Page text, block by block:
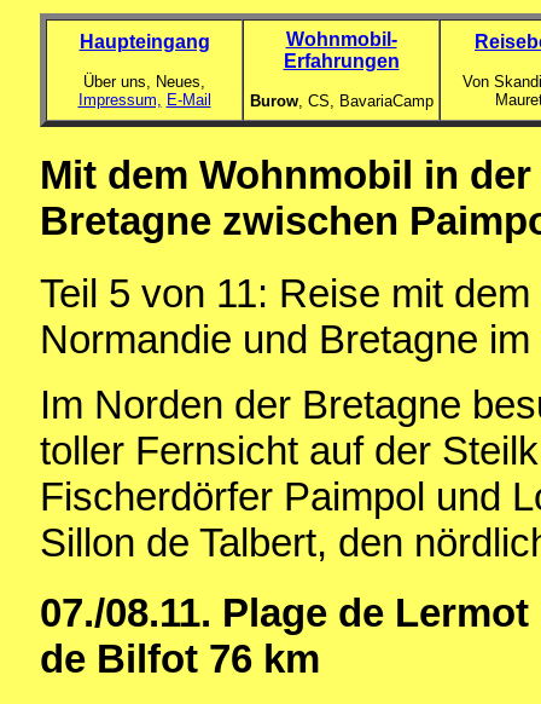
Haupteingang
Über uns, Neues,
Impressum, E-Mail
Wohnmobil-
Erfahrungen
Burow, CS, BavariaCamp
Von
Mit dem Wohnmobil in
Bretagne zwischen
Teil 5 von 11: Reise mit
Normandie und Bretagne
Im Norden der Bretagne
toller Fernsicht auf der
Fischerdörfer Paimpol und
Sillon de Talbert, den
07./08.11. Plage de
de Bilfot 76 km